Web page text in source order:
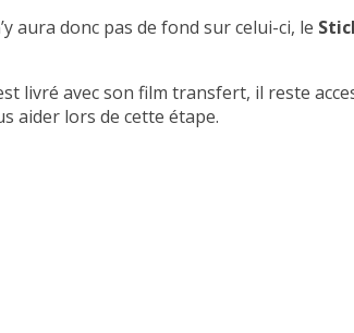
aura donc pas de fond sur celui-ci, le
livré avec son film transfert, il reste
aider lors de cette étape.